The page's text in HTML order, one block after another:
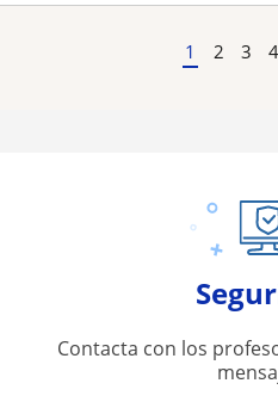
1 2 3 4
Contacta con los